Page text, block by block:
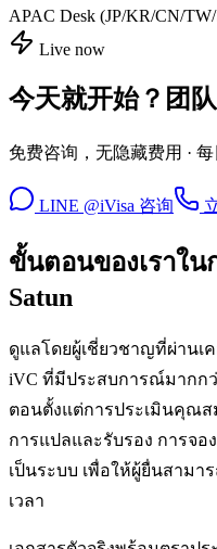
APAC Desk (JP/KR/CN/
Live now
今天就开始？团
免费咨询，无隐藏费用 · 每
LINE @iVisa 咨询
ขั้นตอนของเราใ
Satun
ดูแลโดยผู้เชี่ยวชาญที่ผ่านเ
iVC ที่มีประสบการณ์มากก
ตอนตั้งแต่การประเมินคุณส
การแปลและรับรอง การจ
เป็นระบบ เพื่อให้ผู้ยื่นสามา
เวลา